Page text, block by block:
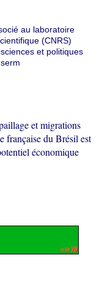
au laboratoire
(CNRS)
et politiques
et migrations
française du Brésil est
économique